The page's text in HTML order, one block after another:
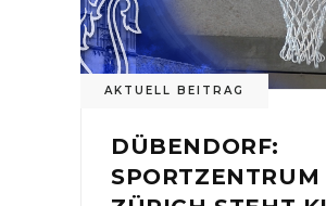
AKTUELL BEITRAG
DÜBENDORF:
SPORTZENTRUM